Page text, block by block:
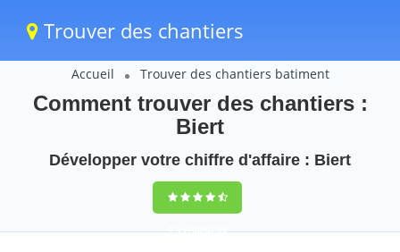
Trouver des chantiers
Accueil Trouver des chantiers batiment
Comment trouver des chantiers :
Biert
Développer votre chiffre d'affaire : Biert
9,5(100%)35